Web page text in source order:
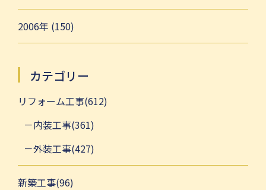
2006年 (150)
カテゴリー
リフォーム工事(612)
内装工事(361)
外装工事(427)
新築工事(96)